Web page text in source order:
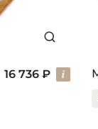
16 736 ₽